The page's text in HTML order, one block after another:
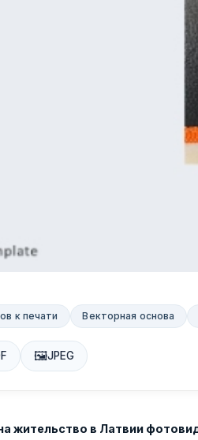
к печати Векторная основа
🖼JPEG
жительство в Латвии